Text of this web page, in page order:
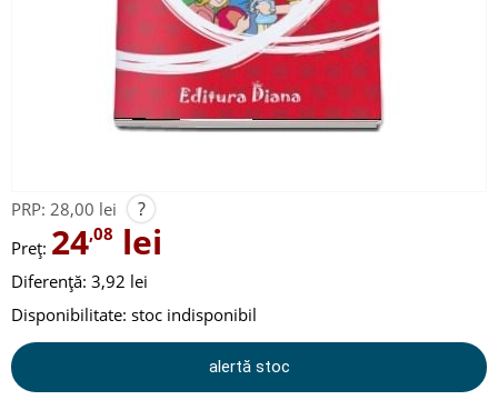
PRP: 28,00 lei ?
Preț: 24,08 lei
Diferență: 3,92 lei
Disponibilitate: stoc indisponibil
alertă stoc